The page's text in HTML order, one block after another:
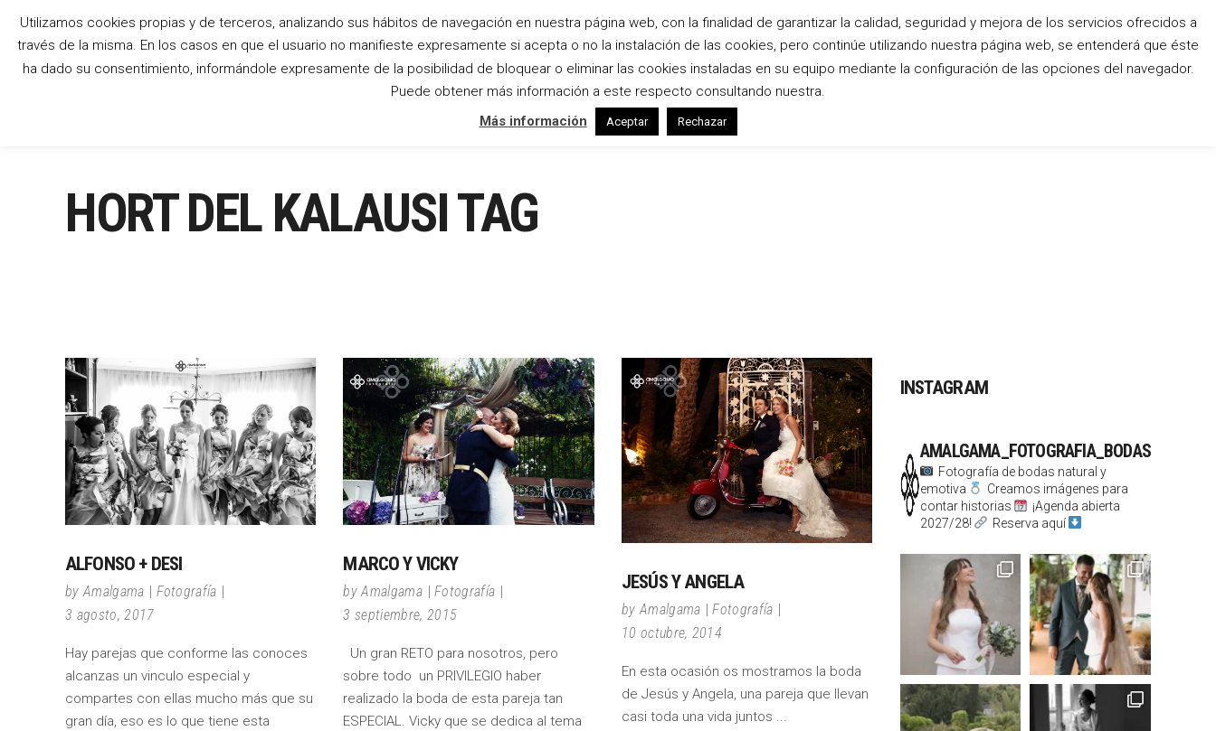
Inicio Bodas Estudio Empresas Conócenos Blog Contacto
HORT DEL KALAUSI TAG
ALFONSO + DESI
byAmalgama
Fotografía
3 agosto, 2017
Hay parejas que conforme las conoces
alcanzas un vinculo especial y
compartes con ellas mucho más que su
gran día, eso es lo que tiene esta
MARCO Y VICKY
byAmalgama
Fotografía
3 septiembre, 2015
Un gran RETO para nosotros, pero
sobre todo un PRIVILEGIO haber
realizado la boda de esta pareja tan
ESPECIAL. Vicky que se dedica al tema
JESÚS Y ANGELA
byAmalgama
Fotografía
10 octubre, 2014
En esta ocasión os mostramos la boda
de Jesús y Angela, una pareja que llevan
casi toda una vida juntos
INSTAGRAM
AMALGAMA_FOTOGRAFIA_BODAS
Fotografía de bodas natural y
emotiva
Creamos imágenes para
contar historias
¡Agenda abierta
2027/28!
Reserva aquí
Utilizamos cookies propias y de terceros, analizando sus hábitos de navegación en nuestra página web, con la finalidad de garantizar la calidad, seguridad y mejora de los servicios ofrecidos a
través de la misma. En los casos en que el usuario no manifieste expresamente si acepta o no la instalación de las cookies, pero continúe utilizando nuestra página web, se entenderá que éste
ha dado su consentimiento, informándole expresamente de la posibilidad de bloquear o eliminar las cookies instaladas en su equipo mediante la configuración de las opciones del navegador.
Puede obtener más información a este respecto consultando nuestra.
Más información
Aceptar Rechazar